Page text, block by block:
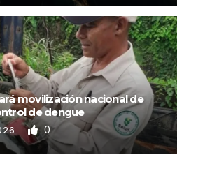
movilización nacional de
de dengue
0